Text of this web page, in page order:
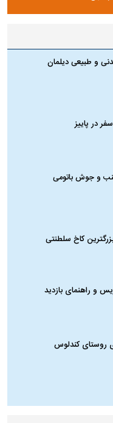
و طبیعی دیلمان
در پاییز
و جوش باتومی
کاخ سلطنتی
و راهنمای بازدید
روستای کندلوس